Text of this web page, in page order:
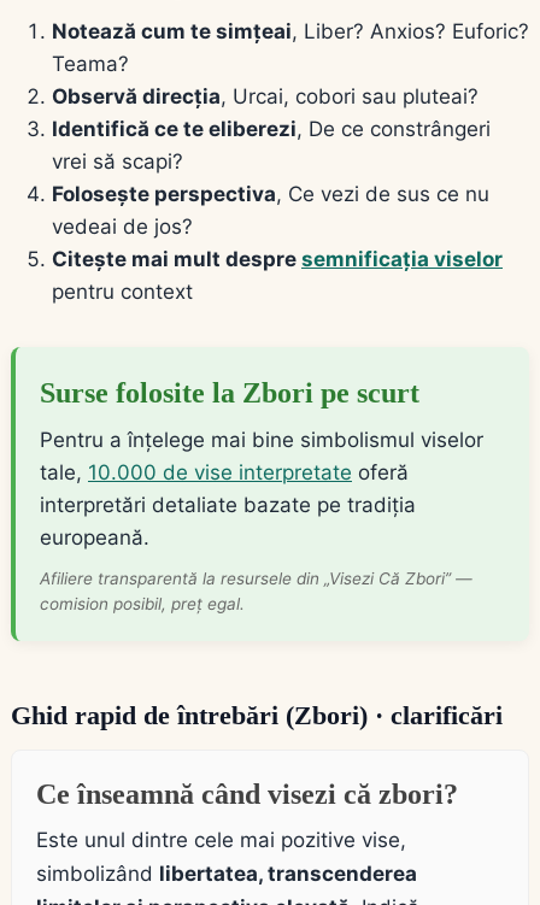
Notează cum te simțeai, Liber? Anxios? Euforic?
Teama?
Observă direcția, Urcai, cobori sau pluteai?
Identifică ce te eliberezi, De ce constrângeri
vrei să scapi?
Folosește perspectiva, Ce vezi de sus ce nu
vedeai de jos?
Citește mai mult despre semnificația viselor
pentru context
Surse folosite la Zbori pe scurt
Pentru a înțelege mai bine simbolismul viselor
tale, 10.000 de vise interpretate oferă
interpretări detaliate bazate pe tradiția
europeană.
Afiliere transparentă la resursele din „Visezi Că Zbori” —
comision posibil, preț egal.
Ghid rapid de întrebări (Zbori) · clarificări
Ce înseamnă când visezi că zbori?
Este unul dintre cele mai pozitive vise,
simbolizând libertatea, transcenderea